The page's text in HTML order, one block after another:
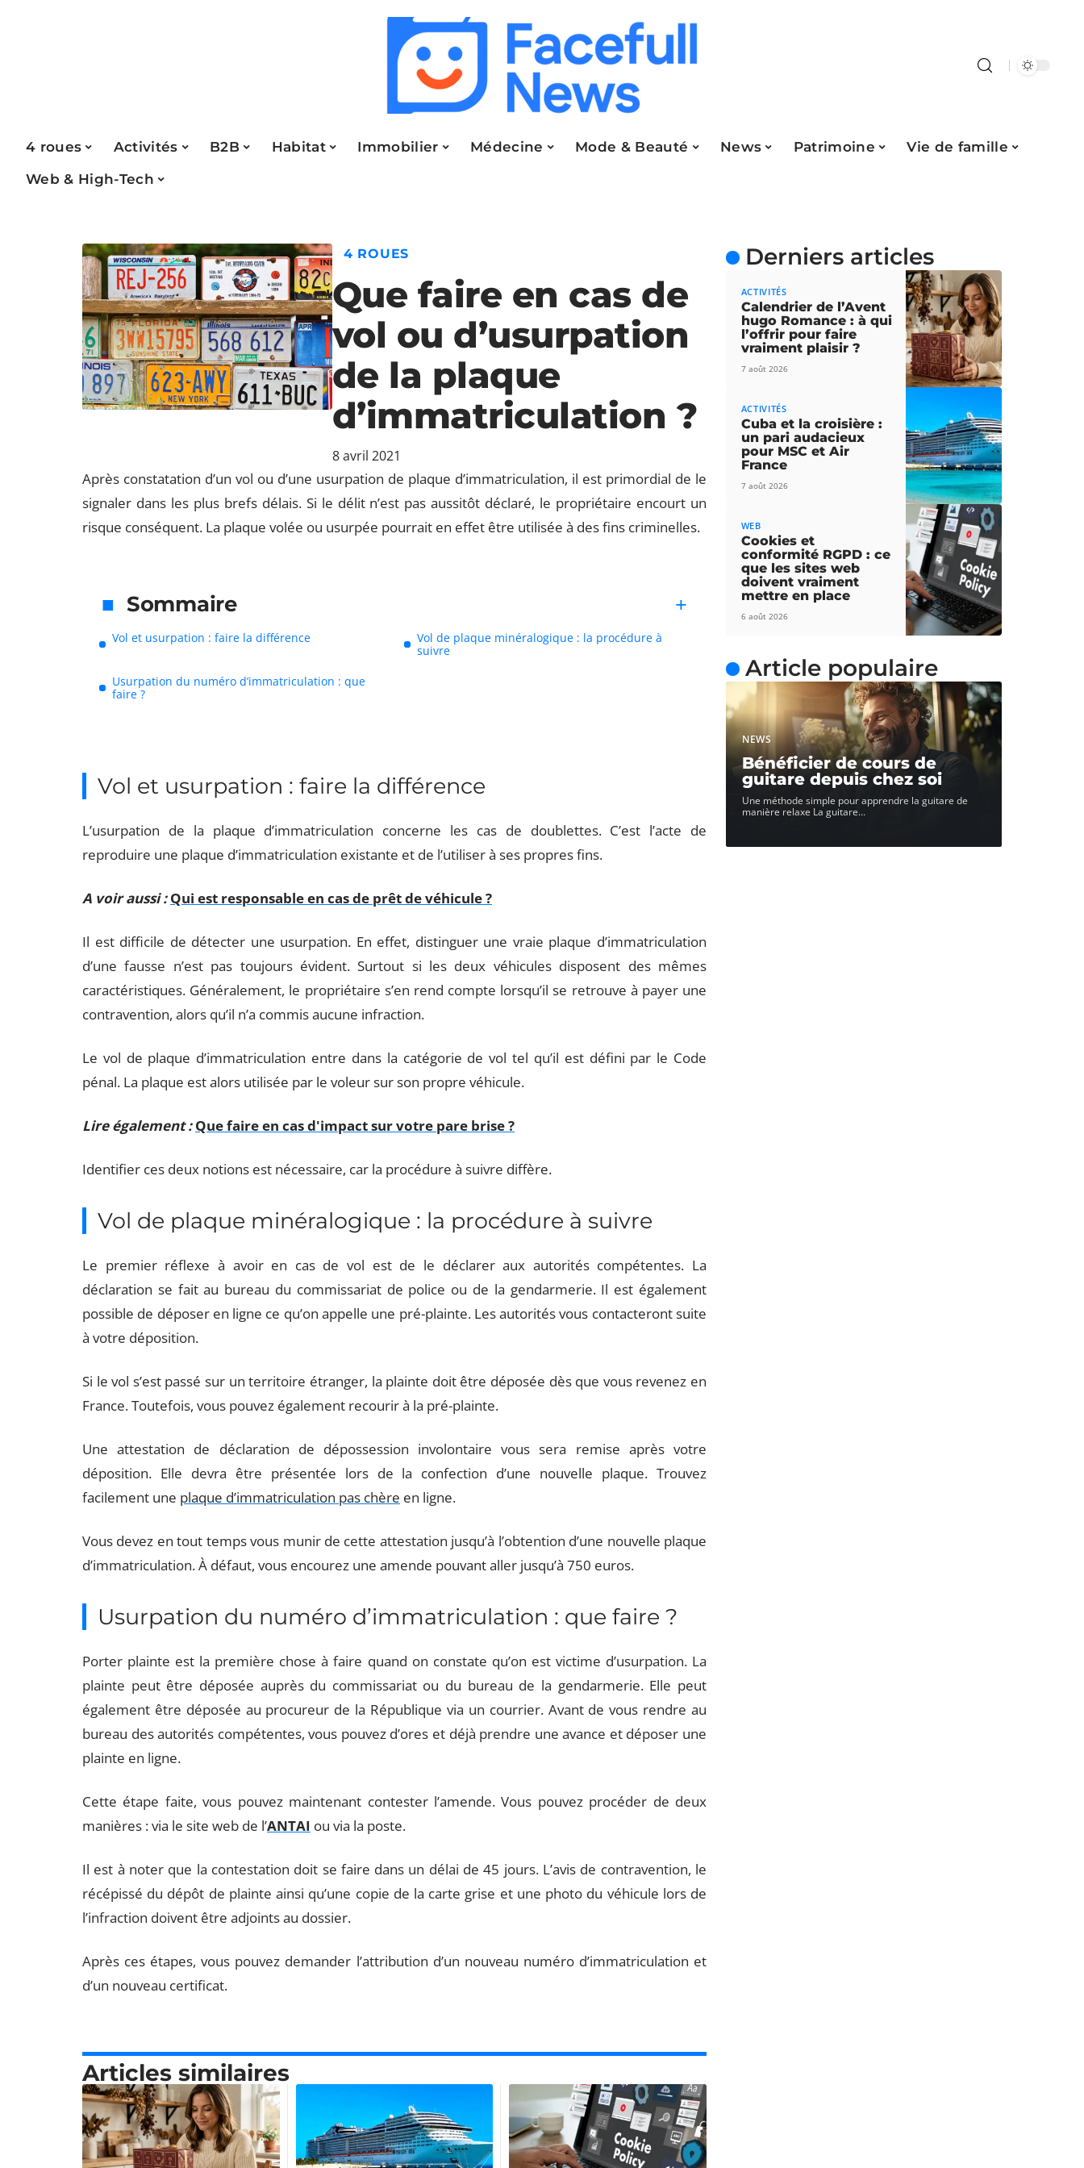
4 roues Activités B2B Habitat Immobilier Médecine Mode & Beauté News Patrimoine
Vie de famille
Web & High-Tech
4 ROUES
Que faire en cas de
vol ou d’usurpation
de la plaque
d’immatriculation ?
8 avril 2021
Après constatation d’un vol ou d’une usurpation de plaque d’immatriculation, il est primordial de le
signaler dans les plus brefs délais. Si le délit n’est pas aussitôt déclaré, le propriétaire encourt un
risque conséquent. La plaque volée ou usurpée pourrait en effet être utilisée à des fins criminelles.
Sommaire
Vol et usurpation : faire la différence
Vol de plaque minéralogique : la procédure à
suivre
Usurpation du numéro d’immatriculation : que
faire ?
Vol et usurpation : faire la différence
L’usurpation de la plaque d’immatriculation concerne les cas de doublettes. C’est l’acte de
reproduire une plaque d’immatriculation existante et de l’utiliser à ses propres fins.
A voir aussi : Qui est responsable en cas de prêt de véhicule ?
Il est difficile de détecter une usurpation. En effet, distinguer une vraie plaque d’immatriculation
d’une fausse n’est pas toujours évident. Surtout si les deux véhicules disposent des mêmes
caractéristiques. Généralement, le propriétaire s’en rend compte lorsqu’il se retrouve à payer une
contravention, alors qu’il n’a commis aucune infraction.
Le vol de plaque d’immatriculation entre dans la catégorie de vol tel qu’il est défini par le Code
pénal. La plaque est alors utilisée par le voleur sur son propre véhicule.
Lire également : Que faire en cas d'impact sur votre pare brise ?
Identifier ces deux notions est nécessaire, car la procédure à suivre diffère.
Vol de plaque minéralogique : la procédure à suivre
Le premier réflexe à avoir en cas de vol est de le déclarer aux autorités compétentes. La
déclaration se fait au bureau du commissariat de police ou de la gendarmerie. Il est également
possible de déposer en ligne ce qu’on appelle une pré-plainte. Les autorités vous contacteront suite
à votre déposition.
Si le vol s’est passé sur un territoire étranger, la plainte doit être déposée dès que vous revenez en
France. Toutefois, vous pouvez également recourir à la pré-plainte.
Une attestation de déclaration de dépossession involontaire vous sera remise après votre
déposition. Elle devra être présentée lors de la confection d’une nouvelle plaque. Trouvez
facilement une plaque d’immatriculation pas chère en ligne.
Vous devez en tout temps vous munir de cette attestation jusqu’à l’obtention d’une nouvelle plaque
d’immatriculation. À défaut, vous encourez une amende pouvant aller jusqu’à 750 euros.
Usurpation du numéro d’immatriculation : que faire ?
Porter plainte est la première chose à faire quand on constate qu’on est victime d’usurpation. La
plainte peut être déposée auprès du commissariat ou du bureau de la gendarmerie. Elle peut
également être déposée au procureur de la République via un courrier. Avant de vous rendre au
bureau des autorités compétentes, vous pouvez d’ores et déjà prendre une avance et déposer une
plainte en ligne.
Cette étape faite, vous pouvez maintenant contester l’amende. Vous pouvez procéder de deux
manières : via le site web de l’ANTAI ou via la poste.
Il est à noter que la contestation doit se faire dans un délai de 45 jours. L’avis de contravention, le
récépissé du dépôt de plainte ainsi qu’une copie de la carte grise et une photo du véhicule lors de
l’infraction doivent être adjoints au dossier.
Après ces étapes, vous pouvez demander l’attribution d’un nouveau numéro d’immatriculation et
d’un nouveau certificat.
Articles similaires
Derniers articles
ACTIVITÉS
Calendrier de l’Avent
hugo Romance : à qui
l’offrir pour faire
vraiment plaisir ?
7 août 2026
ACTIVITÉS
Cuba et la croisière :
un pari audacieux
pour MSC et Air
France
7 août 2026
WEB
Cookies et
conformité RGPD : ce
que les sites web
doivent vraiment
mettre en place
6 août 2026
Article populaire
NEWS
Bénéficier de cours de
guitare depuis chez soi
Une méthode simple pour apprendre la guitare de
manière relaxe La guitare…